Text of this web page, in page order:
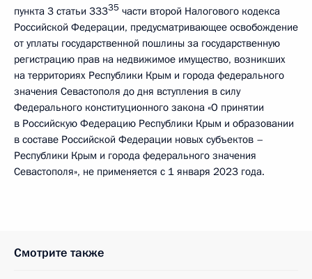
пункта 3 статьи 33335 части второй Налогового кодекса
Российской Федерации, предусматривающее освобождение
от уплаты государственной пошлины за государственную
регистрацию прав на недвижимое имущество, возникших
на территориях Республики Крым и города федерального
значения Севастополя до дня вступления в силу
Федерального конституционного закона «О принятии
в Российскую Федерацию Республики Крым и образовании
в составе Российской Федерации новых субъектов –
Республики Крым и города федерального значения
Севастополя», не применяется с 1 января 2023 года.
Смотрите также